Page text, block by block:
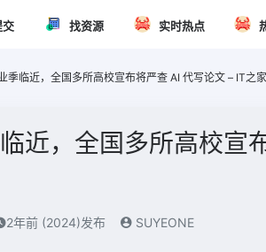
交 找资源 实时热点
季临近，全国多所高校宣布将严查 AI 代写论文 – IT之家
近，全国多所高校宣
2年前 (2024)发布 SUYEONE